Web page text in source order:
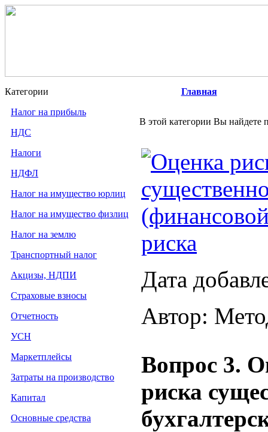
Категории
Налог на прибыль
НДС
Налоги
НДФЛ
Налог на имущество юрлиц
Налог на имущество физлиц
Налог на землю
Транспортный налог
Акцизы, НДПИ
Страховые взносы
Отчетность
УСН
Маркетплейсы
Затраты на производство
Капитал
Основные средства
Главная
В этой категории Вы найдете
Оценка
риска
Дата
Автор:
Вопрос 3.
риска